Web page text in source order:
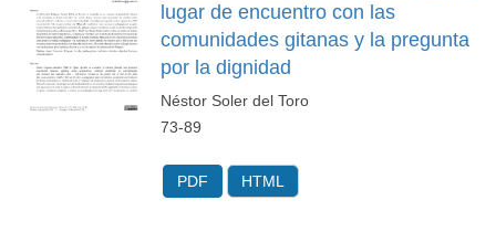
lugar de encuentro con las
comunidades gitanas y la pregunta
por la dignidad
Néstor Soler del Toro
73-89
PDF HTML